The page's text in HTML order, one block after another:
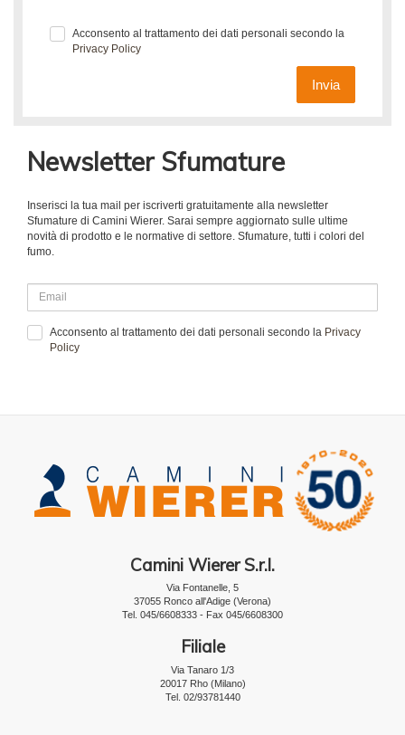
Acconsento al trattamento dei dati personali secondo la
Privacy Policy
Invia
Newsletter Sfumature
Inserisci la tua mail per iscriverti gratuitamente alla newsletter
Sfumature di Camini Wierer. Sarai sempre aggiornato sulle ultime
novità di prodotto e le normative di settore. Sfumature, tutti i colori del
fumo.
Acconsento al trattamento dei dati personali secondo la Privacy
Policy
Camini Wierer S.r.l.
Via Fontanelle, 5
37055 Ronco all'Adige (Verona)
Tel. 045/6608333 - Fax 045/6608300
Filiale
Via Tanaro 1/3
20017 Rho (Milano)
Tel. 02/93781440